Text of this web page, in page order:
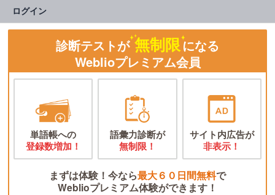
ログイン
診断テストが 無制限になる
Weblioプレミアム会員
単語帳への
登録数増加！
語彙力診断が
無制限！
サイト内広告が
非表示！
まずは体験！今なら最大６０日間無料で
Weblioプレミアム体験ができます！